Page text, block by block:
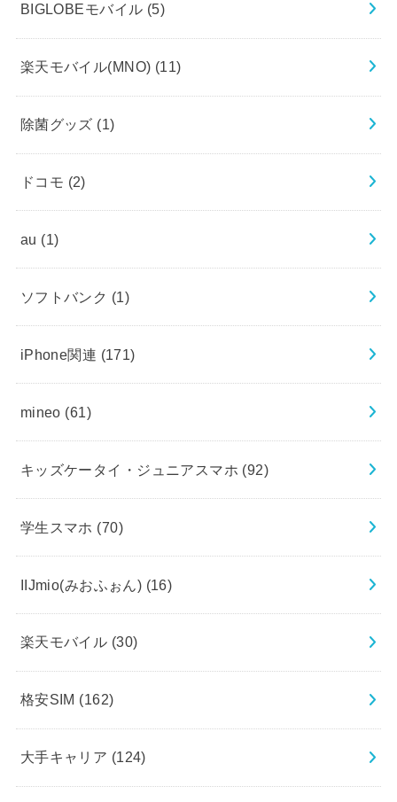
BIGLOBEモバイル (5)
楽天モバイル(MNO) (11)
除菌グッズ (1)
ドコモ (2)
au (1)
ソフトバンク (1)
iPhone関連 (171)
mineo (61)
キッズケータイ・ジュニアスマホ (92)
学生スマホ (70)
IIJmio(みおふぉん) (16)
楽天モバイル (30)
格安SIM (162)
大手キャリア (124)